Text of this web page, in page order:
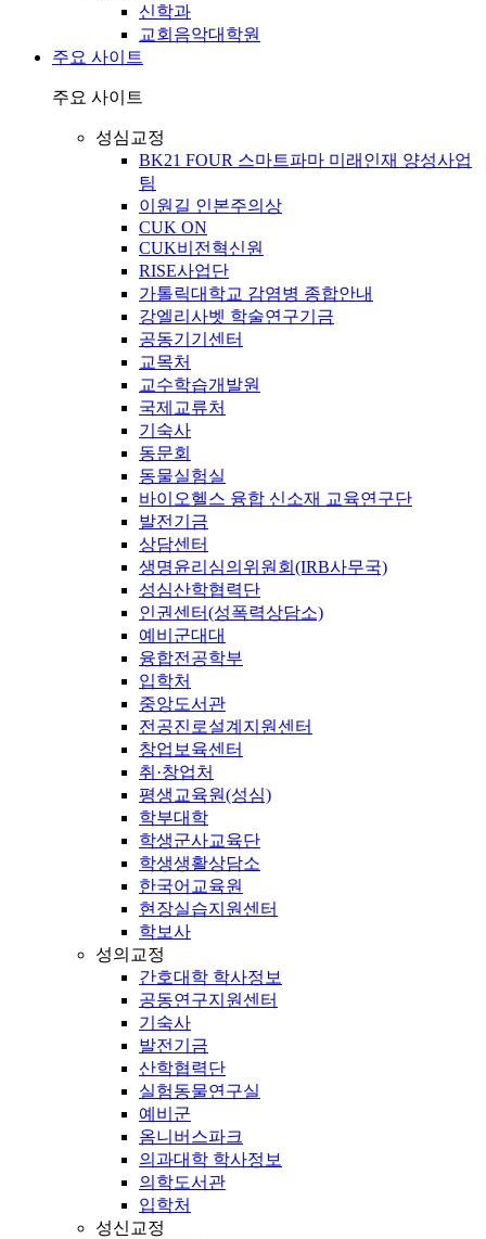
신학과
교회음악대학원
주요 사이트
주요 사이트
성심교정
BK21 FOUR 스마트파마 미래인재 양성사업
팀
이원길 인본주의상
CUK ON
CUK비전혁신원
RISE사업단
가톨릭대학교 감염병 종합안내
강엘리사벳 학술연구기금
공동기기센터
교목처
교수학습개발원
국제교류처
기숙사
동문회
동물실험실
바이오헬스 융합 신소재 교육연구단
발전기금
상담센터
생명윤리심의위원회(IRB사무국)
성심산학협력단
인권센터(성폭력상담소)
예비군대대
융합전공학부
입학처
중앙도서관
전공진로설계지원센터
창업보육센터
취·창업처
평생교육원(성심)
학부대학
학생군사교육단
학생생활상담소
한국어교육원
현장실습지원센터
학보사
성의교정
간호대학 학사정보
공동연구지원센터
기숙사
발전기금
산학협력단
실험동물연구실
예비군
옴니버스파크
의과대학 학사정보
의학도서관
입학처
성신교정